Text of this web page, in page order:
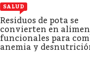
SALUD
Residuos de pota se
convierten en
funcionales para
anemia y